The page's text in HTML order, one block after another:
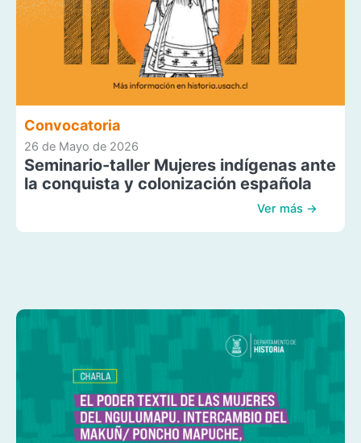
Convocatoria
26 de Mayo de 2026
Seminario-taller Mujeres indígenas ante
la conquista y colonización española
Ver más →